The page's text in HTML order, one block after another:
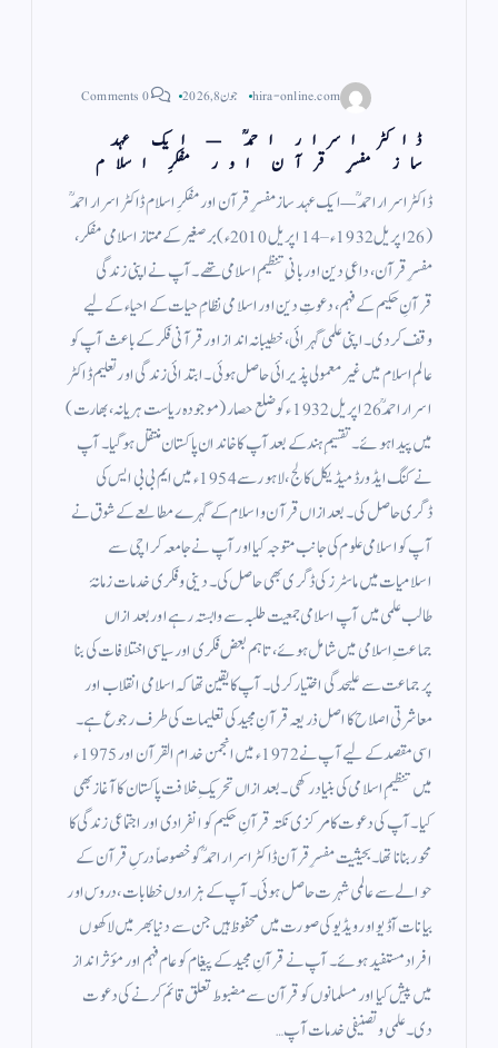
hira-online.com جون 8, 2026 0 Comments
ڈاکٹر اسرار احمدؒ — ایک عہد
ساز مفسرِ قرآن اور مفکرِ اسلام
ڈاکٹر اسرار احمدؒ — ایک عہد ساز مفسرِ قرآن اور مفکرِ اسلام ڈاکٹر اسرار احمدؒ
(26 اپریل 1932ء – 14 اپریل 2010ء) برصغیر کے ممتاز اسلامی مفکر،
مفسرِ قرآن، داعیِ دین اور بانیِ تنظیمِ اسلامی تھے۔ آپ نے اپنی زندگی
قرآنِ حکیم کے فہم، دعوتِ دین اور اسلامی نظامِ حیات کے احیاء کے لیے
وقف کر دی۔ اپنی علمی گہرائی، خطیبانہ انداز اور قرآنی فکر کے باعث آپ کو
عالمِ اسلام میں غیر معمولی پذیرائی حاصل ہوئی۔ ابتدائی زندگی اور تعلیم ڈاکٹر
اسرار احمدؒ 26 اپریل 1932ء کو ضلع حصار (موجودہ ریاست ہریانہ، بھارت)
میں پیدا ہوئے۔ تقسیمِ ہند کے بعد آپ کا خاندان پاکستان منتقل ہو گیا۔ آپ
نے کنگ ایڈورڈ میڈیکل کالج، لاہور سے 1954ء میں ایم بی بی ایس کی
ڈگری حاصل کی۔ بعد ازاں قرآن و اسلام کے گہرے مطالعے کے شوق نے
آپ کو اسلامی علوم کی جانب متوجہ کیا اور آپ نے جامعہ کراچی سے
اسلامیات میں ماسٹرز کی ڈگری بھی حاصل کی۔ دینی و فکری خدمات زمانۂ
طالب علمی میں آپ اسلامی جمعیت طلبہ سے وابستہ رہے اور بعد ازاں
جماعتِ اسلامی میں شامل ہوئے، تاہم بعض فکری اور سیاسی اختلافات کی بنا
پر جماعت سے علیحدگی اختیار کر لی۔ آپ کا یقین تھا کہ اسلامی انقلاب اور
معاشرتی اصلاح کا اصل ذریعہ قرآنِ مجید کی تعلیمات کی طرف رجوع ہے۔
اسی مقصد کے لیے آپ نے 1972ء میں انجمن خدام القرآن اور 1975ء
میں تنظیمِ اسلامی کی بنیاد رکھی۔ بعد ازاں تحریکِ خلافت پاکستان کا آغاز بھی
کیا۔ آپ کی دعوت کا مرکزی نکتہ قرآنِ حکیم کو انفرادی اور اجتماعی زندگی کا
محور بنانا تھا۔ بحیثیت مفسرِ قرآن ڈاکٹر اسرار احمدؒ کو خصوصاً درسِ قرآن کے
حوالے سے عالمی شہرت حاصل ہوئی۔ آپ کے ہزاروں خطابات، دروس اور
بیانات آڈیو اور ویڈیو کی صورت میں محفوظ ہیں جن سے دنیا بھر میں لاکھوں
افراد مستفید ہوئے۔ آپ نے قرآنِ مجید کے پیغام کو عام فہم اور مؤثر انداز
میں پیش کیا اور مسلمانوں کو قرآن سے مضبوط تعلق قائم کرنے کی دعوت
دی۔ علمی و تصنیفی خدمات آپ…